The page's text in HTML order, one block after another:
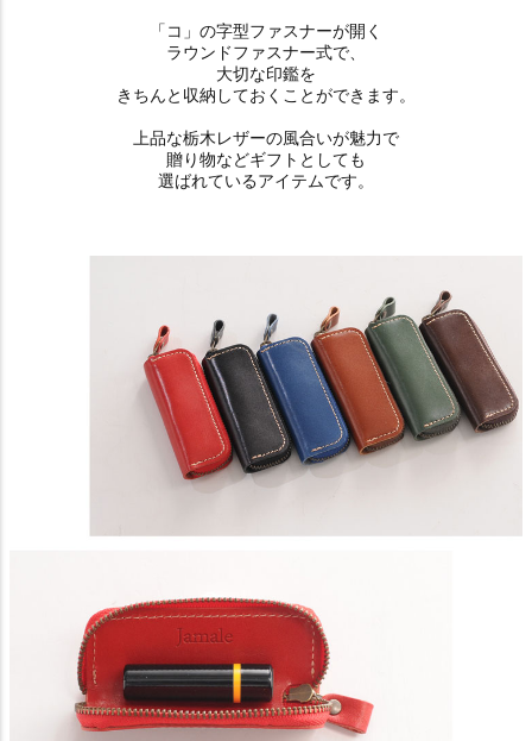
「コ」の字型ファスナーが開く
ラウンドファスナー式で、
大切な印鑑を
きちんと収納しておくことができます。
上品な栃木レザーの風合いが魅力で
贈り物などギフトとしても
選ばれているアイテムです。